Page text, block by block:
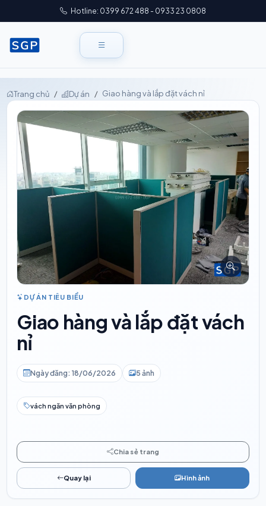
Hotline: 0399 672 488 - 0933 23 0808
Trang chủ Dự án Giao hàng và lắp đặt vách nỉ
DỰ ÁN TIÊU BIỂU
Giao hàng và lắp đặt vách
nỉ
Ngày đăng: 18/06/2026 5 ảnh
vách ngăn văn phòng
Chia sẻ trang
Quay lại Hình ảnh